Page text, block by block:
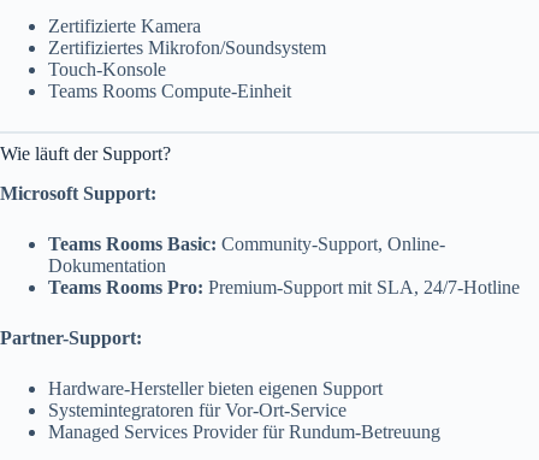
Zertifizierte Kamera
Zertifiziertes Mikrofon/Soundsystem
Touch-Konsole
Teams Rooms Compute-Einheit
Wie läuft der Support?
Microsoft Support:
Teams Rooms Basic: Community-Support, Online-
Dokumentation
Teams Rooms Pro: Premium-Support mit SLA, 24/7-Hotline
Partner-Support:
Hardware-Hersteller bieten eigenen Support
Systemintegratoren für Vor-Ort-Service
Managed Services Provider für Rundum-Betreuung